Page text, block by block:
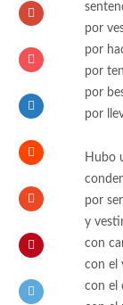
por
por
por
por
por
Hubo
por
y
con
con el
con el